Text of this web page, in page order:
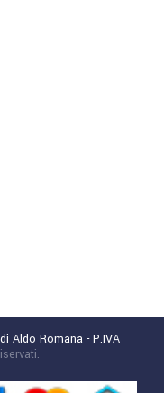
Aldo Romana - P.IVA